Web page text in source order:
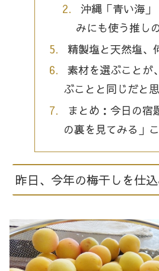
沖縄「青い海
みにも使う推しの
精製塩と天然塩、
素材を選ぶことが
ぶことと同じだと
まとめ：今日の宿
の裏を見てみる」
昨日、今年の梅干しを仕